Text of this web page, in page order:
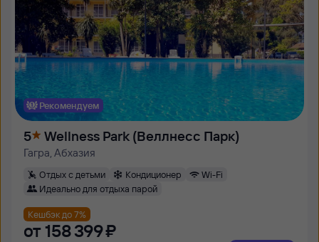
Рекомендуем
5 Wellness Park (Веллнесс Парк)
Гагра, Абхазия
Отдых с детьми Кондиционер
Wi-Fi
Идеально для отдыха парой
Кешбэк до 7%
от 158 ⁠399 ⁠₽